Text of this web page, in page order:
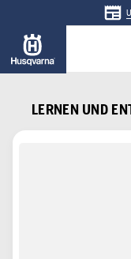
LERNEN UND